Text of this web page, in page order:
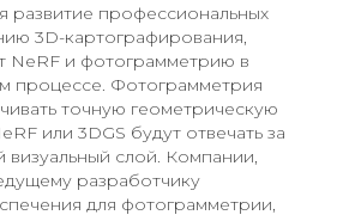
развитие профессиональных
3D-картографирования,
NeRF и фотограмметрию в
процессе. Фотограмметрия
точную геометрическую
или 3DGS будут отвечать за
визуальный слой. Компании,
разработчику
для фотограмметрии,